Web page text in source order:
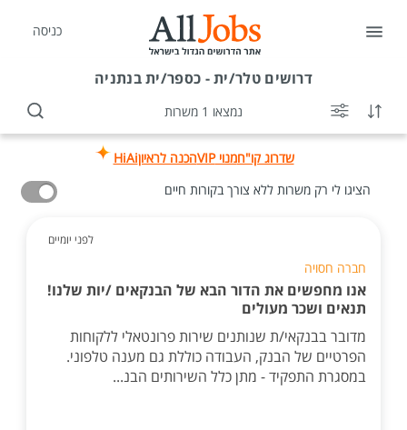
כניסה
דרושיםטלר/ית - כספר/ית בנתניה
נמצאו 1 משרות
שדרוג קו"חמנוי VIP הכנה לראיוןHiAi
הציגו לי רק משרות ללא צורך בקורות חיים
לפני יומיים
חברה חסויה
אנו מחפשים את הדור הבא של הבנקאים /יות שלנו!
תנאים ושכר מעולים
מדובר בבנקאי/ת שנותנים שירות פרונטאלי ללקוחות
הפרטיים של הבנק, העבודה כוללת גם מענה טלפוני.
במסגרת התפקיד - מתן כלל השירותים הבנ...